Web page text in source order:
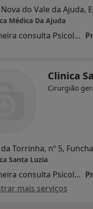
Médica Da Ajuda
Primeira consulta Psicologia
Clinica
Cirurgião
Torrinha, nº 5,
Santa Luzia
Primeira consulta Psicologia
mais serviços